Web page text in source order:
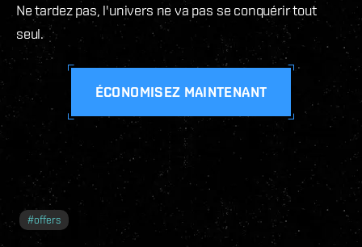
Ne tardez pas, l'univers ne va pas se conquérir tout
seul.
ÉCONOMISEZ MAINTENANT
#offers